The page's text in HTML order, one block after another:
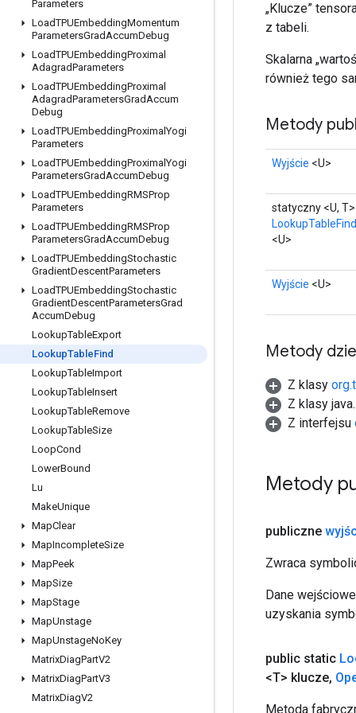
Parameters
LoadTPUEmbeddingMomentum
ParametersGradAccumDebug
LoadTPUEmbeddingProximal
AdagradParameters
LoadTPUEmbeddingProximal
AdagradParametersGradAccum
Debug
LoadTPUEmbeddingProximalYogi
Parameters
LoadTPUEmbeddingProximalYogi
ParametersGradAccumDebug
LoadTPUEmbeddingRMSProp
Parameters
LoadTPUEmbeddingRMSProp
ParametersGradAccumDebug
LoadTPUEmbeddingStochastic
GradientDescentParameters
LoadTPUEmbeddingStochastic
GradientDescentParametersGrad
AccumDebug
LookupTableExport
LookupTableFind
LookupTableImport
LookupTableInsert
LookupTableRemove
LookupTableSize
LoopCond
LowerBound
Lu
MakeUnique
MapClear
MapIncompleteSize
MapPeek
MapSize
MapStage
MapUnstage
MapUnstageNoKey
MatrixDiagPartV2
MatrixDiagPartV3
MatrixDiagV2
„Klucze”
z tabeli.
Skalarna
również tego
Metody
Wyjście <U>
statyczny <U, T>
LookupTableFind
<U>
Wyjście <U>
Metody
Z klasy
Z klasy
Z interfejsu
Metody
publiczne
Zwraca
Dane
uzyskania
public static
<T> klucze,
Metoda